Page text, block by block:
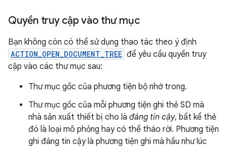
Quyền truy cập vào thư mục
Bạn không còn có thể sử dụng thao tác theo ý định
ACTION_OPEN_DOCUMENT_TREE để yêu cầu quyền truy
cập vào các thư mục sau:
Thư mục gốc của phương tiện bộ nhớ trong.
Thư mục gốc của mỗi phương tiện ghi thẻ SD mà
nhà sản xuất thiết bị cho là đáng tin cậy, bất kể thẻ
đó là loại mô phỏng hay có thể tháo rời. Phương tiện
ghi đáng tin cậy là phương tiện ghi mà hầu như lúc